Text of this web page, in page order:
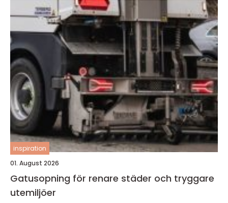
inspiration
01. August 2026
Gatusopning för renare städer och tryggare
utemiljöer